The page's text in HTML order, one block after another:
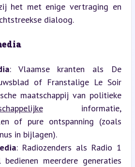
het met enige vertraging en
dialoog.
: Vlaamse kranten als De
of Franstalige Le Soir
voorzien de Belgische maatschappij van politieke
informatie,
of pure ontspanning (zoals
in bijlagen).
: Radiozenders als Radio 1
meerdere generaties